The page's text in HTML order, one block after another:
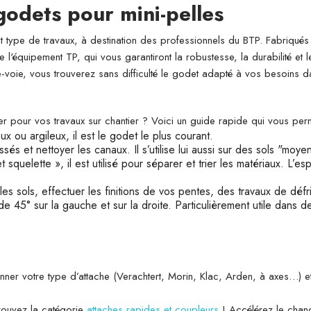
pour mini-pelles
de travaux, à destination des professionnels du BTP.
l'équipement TP, qui vous garantiront la robustesse, la durabilité et
vous trouverez sans difficulté le godet adapté à vos besoins
pour vos travaux sur chantier ? Voici un guide rapide qui vous
ou argileux, il est le godet le plus courant.
et nettoyer les canaux. Il s’utilise lui aussi sur des sols
», il est utilisé pour séparer et trier les matériaux.
sols, effectuer les finitions de vos pentes, des travaux de
45° sur la gauche et sur la droite. Particulièrement utile dans
votre type d’attache (Verachtert, Morin, Klac, Arden, à